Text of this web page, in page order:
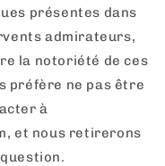
présentes dans
admirateurs,
la notoriété de ces
préfère ne pas être
à
et nous retirerons